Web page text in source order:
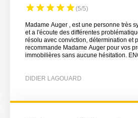
(5/5)
Madame Auger , est une personne très
et a l'écoute des différentes problématiques du
résolu avec conviction, détermination et
recommande Madame Auger pour vos
immobilières sans aucune hésitation. ENCORE MERCY ELLY
DIDIER LAGOUARD